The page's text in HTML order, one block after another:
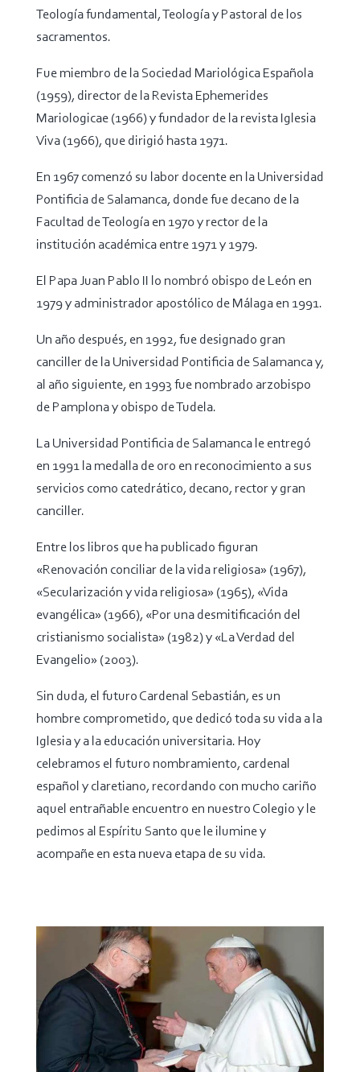
Teología fundamental, Teología y Pastoral de los
sacramentos.
Fue miembro de la Sociedad Mariológica Española
(1959), director de la Revista Ephemerides
Mariologicae (1966) y fundador de la revista Iglesia
Viva (1966), que dirigió hasta 1971.
En 1967 comenzó su labor docente en la Universidad
Pontificia de Salamanca, donde fue decano de la
Facultad de Teología en 1970 y rector de la
institución académica entre 1971 y 1979.
El Papa Juan Pablo II lo nombró obispo de León en
1979 y administrador apostólico de Málaga en 1991.
Un año después, en 1992, fue designado gran
canciller de la Universidad Pontificia de Salamanca y,
al año siguiente, en 1993 fue nombrado arzobispo
de Pamplona y obispo de Tudela.
La Universidad Pontificia de Salamanca le entregó
en 1991 la medalla de oro en reconocimiento a sus
servicios como catedrático, decano, rector y gran
canciller.
Entre los libros que ha publicado figuran
«Renovación conciliar de la vida religiosa» (1967),
«Secularización y vida religiosa» (1965), «Vida
evangélica» (1966), «Por una desmitificación del
cristianismo socialista» (1982) y «La Verdad del
Evangelio» (2003).
Sin duda, el futuro Cardenal Sebastián, es un
hombre comprometido, que dedicó toda su vida a la
Iglesia y a la educación universitaria. Hoy
celebramos el futuro nombramiento, cardenal
español y claretiano, recordando con mucho cariño
aquel entrañable encuentro en nuestro Colegio y le
pedimos al Espíritu Santo que le ilumine y
acompañe en esta nueva etapa de su vida.